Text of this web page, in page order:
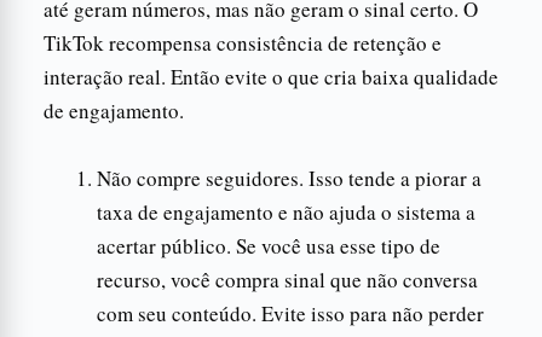
até geram números, mas não geram o sinal certo. O
TikTok recompensa consistência de retenção e
interação real. Então evite o que cria baixa qualidade
de engajamento.
Não compre seguidores. Isso tende a piorar a
taxa de engajamento e não ajuda o sistema a
acertar público. Se você usa esse tipo de
recurso, você compra sinal que não conversa
com seu conteúdo. Evite isso para não perder